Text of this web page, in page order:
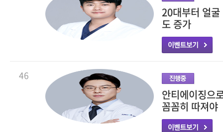
20대부터 얼
도 증가
46
안티에이징으
꼼꼼히 따져야